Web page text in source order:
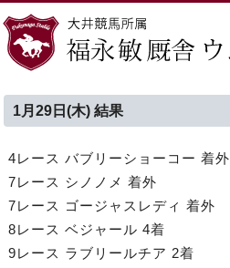
1月29日(木) 結果
4レース バブリーショーコー 着外
7レース シノノメ 着外
7レース ゴージャスレディ 着外
8レース ベジャール 4着
9レース ラブリールチア 2着